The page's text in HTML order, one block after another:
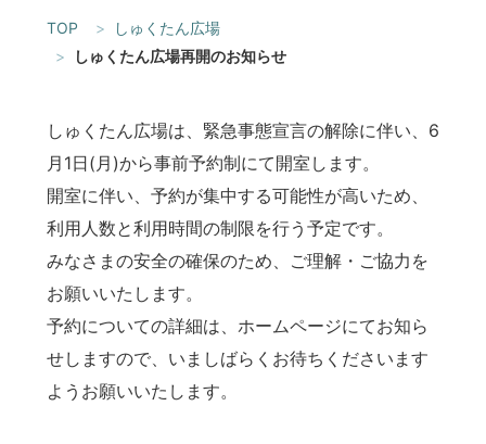
TOP
しゅくたん広場
しゅくたん広場再開のお知らせ
しゅくたん広場は、緊急事態宣言の解除に伴い、6
月1日(月)から事前予約制にて開室します。
開室に伴い、予約が集中する可能性が高いため、
利用人数と利用時間の制限を行う予定です。
みなさまの安全の確保のため、ご理解・ご協力を
お願いいたします。
予約についての詳細は、ホームページにてお知ら
せしますので、いましばらくお待ちくださいます
ようお願いいたします。